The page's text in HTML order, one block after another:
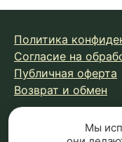
Политика
Согласие на
Публичная оферта
Возврат и обмен
© 2026 Fungiline —
Мы